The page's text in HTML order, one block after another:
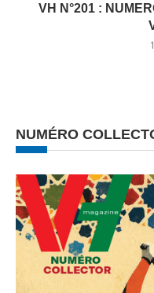
VH N°201 :
NUMÉRO